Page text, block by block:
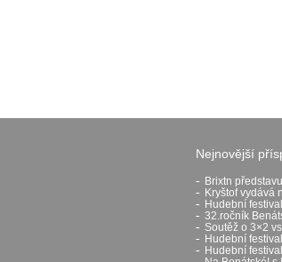
Nejnovější
Brixtn
Kryštof vydává
Hudební
32.ročník
Soutěž o 3×2
Hudební
Hudební